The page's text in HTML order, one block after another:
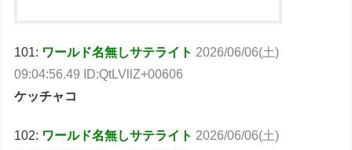
101: ワールド名無しサテライト 2026/06/06(土)
09:04:56.49 ID:QtLVllZ+00606
ケッチャコ
102: ワールド名無しサテライト 2026/06/06(土)